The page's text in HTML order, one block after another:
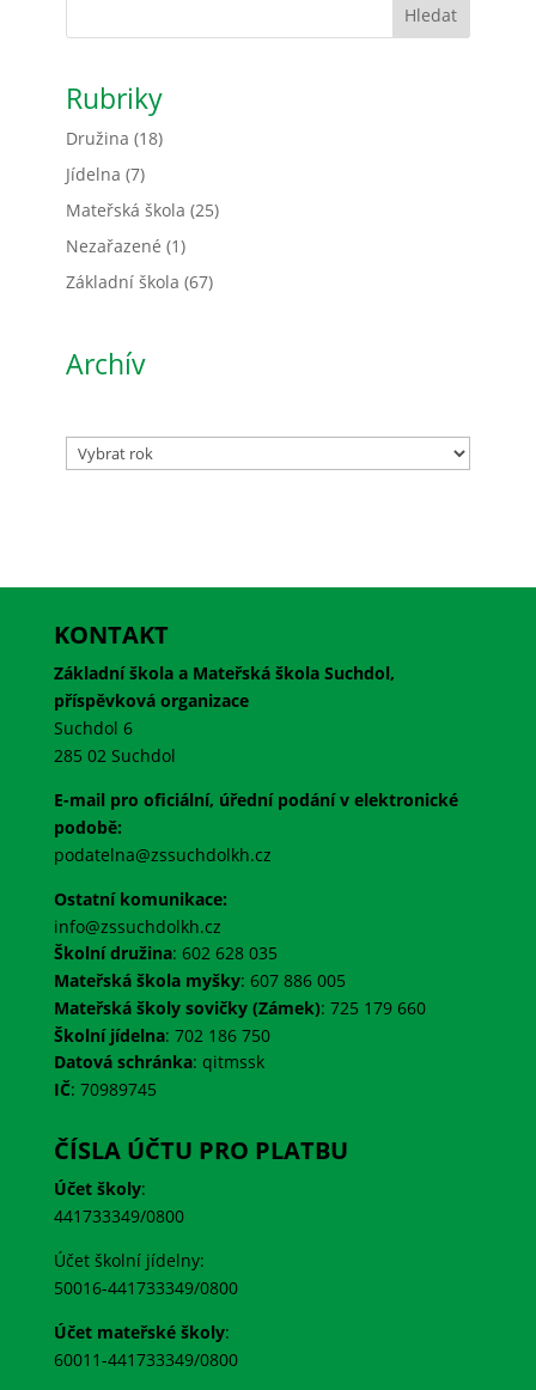
Hledat
Rubriky
Družina (18)
Jídelna (7)
Mateřská škola (25)
Nezařazené (1)
Základní škola (67)
Archív
Archivy
KONTAKT
Základní škola a Mateřská škola Suchdol,
příspěvková organizace
Suchdol 6
285 02 Suchdol
E-mail pro oficiální, úřední podání v elektronické
podobě:
podatelna@zssuchdolkh.cz
Ostatní komunikace:
info@zssuchdolkh.cz
Školní družina: 602 628 035
Mateřská škola myšky: 607 886 005
Mateřská školy sovičky (Zámek): 725 179 660
Školní jídelna: 702 186 750
Datová schránka: qitmssk
IČ: 70989745
ČÍSLA ÚČTU PRO PLATBU
Účet školy:
441733349/0800
Účet školní jídelny:
50016-441733349/0800
Účet mateřské školy:
60011-441733349/0800